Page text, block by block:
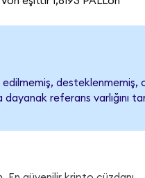
referans varlığını